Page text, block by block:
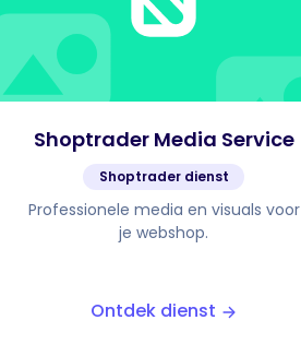
Shoptrader Media Service
Shoptrader dienst
Professionele media en visuals voor
je webshop.
Ontdek dienst